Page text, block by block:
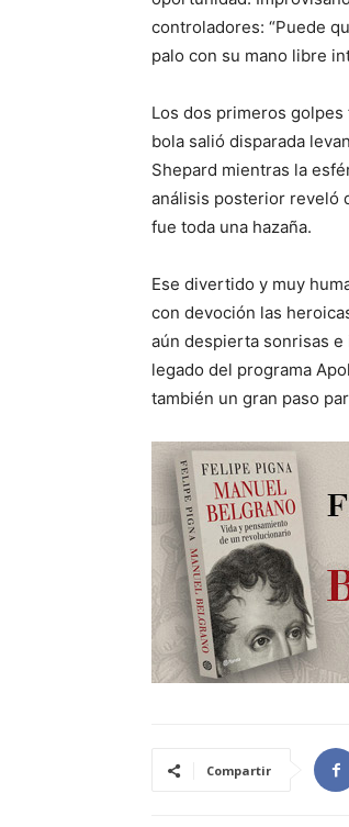
controladores: “Puede
palo con su mano libre
Los dos primeros
bola salió disparada
Shepard mientras la
análisis posterior reveló
fue toda una hazaña.
Ese divertido y muy
con devoción las
aún despierta sonrisas
legado del programa
también un gran paso
Compartir